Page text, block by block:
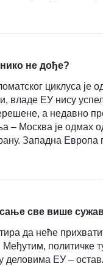
не дође?
циклуса је
владе ЕУ нису
а недавно
– Москва је одмах
Западна Европа
све више
да неће
Међутим, политичке
деловима ЕУ –